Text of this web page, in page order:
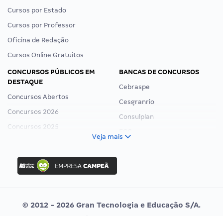
Cursos por Estado
Cursos por Professor
Oficina de Redação
Cursos Online Gratuitos
CONCURSOS PÚBLICOS EM
DESTAQUE
Concursos Abertos
Concursos 2026
Concursos 2025
Concurso Ibama
Concurso MPU
Editais publicados
BANCAS DE CONCURSOS
Cebraspe
Cesgranrio
Consulplan
Vunesp
Veja mais
© 2012 - 2026 Gran Tecnologia e Educação S/A.